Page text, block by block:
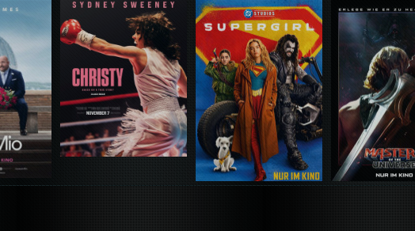
Details,Play Details,Play Details,Play